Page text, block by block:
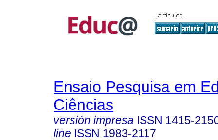
Ensaio Pesquisa em
Ciências
versión impresa ISSN 1415-
line ISSN 1983-2117